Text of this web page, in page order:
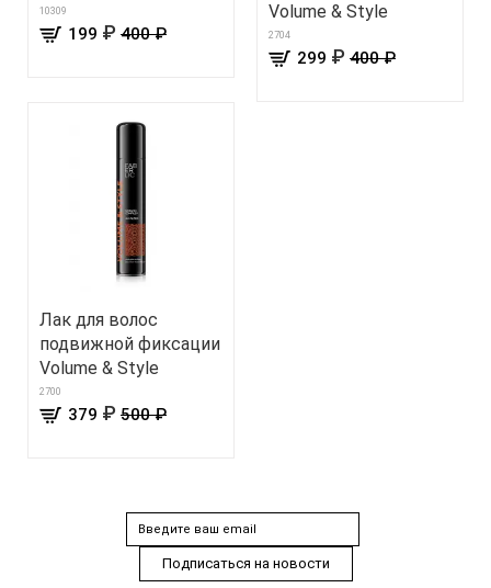
10309
199 ₽ 400 ₽
Volume & Style
2704
299 ₽ 400 ₽
Лак для волос
подвижной фиксации
Volume & Style
2700
379 ₽ 500 ₽